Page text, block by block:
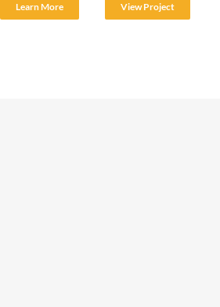
Marketing online
Learn More View Project